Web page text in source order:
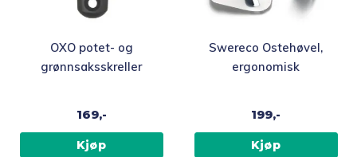
OXO potet- og
grønnsaksskreller
169,-
Kjøp
Swereco Ostehøvel,
ergonomisk
199,-
Kjøp